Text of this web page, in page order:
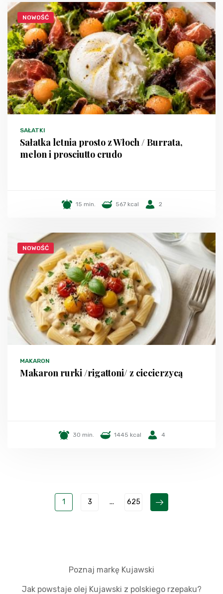
NOWOŚĆ
SAŁATKI
Sałatka letnia prosto z Włoch / Burrata,
melon i prosciutto crudo
15 min. 567 kcal 2
NOWOŚĆ
MAKARON
Makaron rurki /rigattoni/ z ciecierzycą
30 min. 1445 kcal 4
1 3 ... 625
Poznaj markę Kujawski
Jak powstaje olej Kujawski z polskiego rzepaku?